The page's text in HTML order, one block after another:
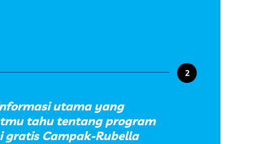
2
utama yang
tahu tentang program
gratis Campak-Rubella